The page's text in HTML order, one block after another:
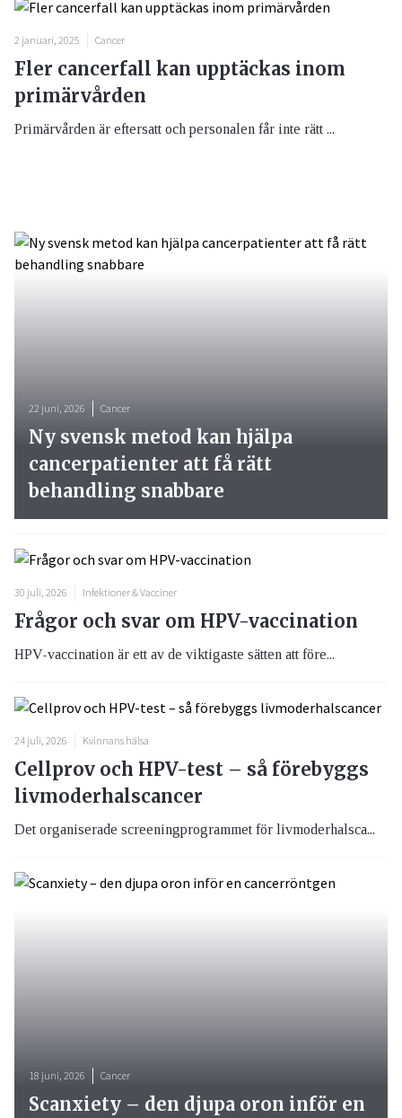
2 januari, 2025 Cancer
Fler cancerfall kan upptäckas inom
primärvården
Primärvården är eftersatt och personalen får inte rätt ...
30 juli, 2026 Infektioner & Vacciner
Frågor och svar om HPV-vaccination
HPV-vaccination är ett av de viktigaste sätten att före...
24 juli, 2026 Kvinnans hälsa
Cellprov och HPV-test – så förebyggs
livmoderhalscancer
Det organiserade screeningprogrammet för livmoderhalsca...
22 juni, 2026 Cancer
Ny svensk metod kan hjälpa
cancerpatienter att få rätt
behandling snabbare
18 juni, 2026 Cancer
Scanxiety – den djupa oron inför en